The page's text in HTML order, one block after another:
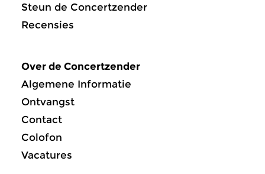
Steun de Concertzender
Recensies
Over de Concertzender
Algemene Informatie
Ontvangst
Contact
Colofon
Vacatures